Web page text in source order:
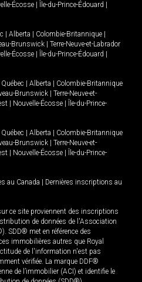
Écosse | Île-du-Prince-Édouard |
| Alberta | Colombie-Britannique |
Brunswick | Terre-Neuve-et-Labrador
Écosse | Île-du-Prince-Édouard |
Québec | Alberta | Colombie-Britannique
Brunswick | Terre-Neuve-et-
| Nouvelle-Écosse | Île-du-Prince-
Québec | Alberta | Colombie-Britannique
Brunswick | Terre-Neuve-et-
| Nouvelle-Écosse | Île-du-Prince-
au Canada | Dernières inscriptions au
ce site proviennent des inscriptions
de données de l'Association
SDD® met en référence des
immobilières autres que Royal
de l'information n'est pas
vérifiée. La marque DDF®
de l’immobilier (ACI) et identifie le